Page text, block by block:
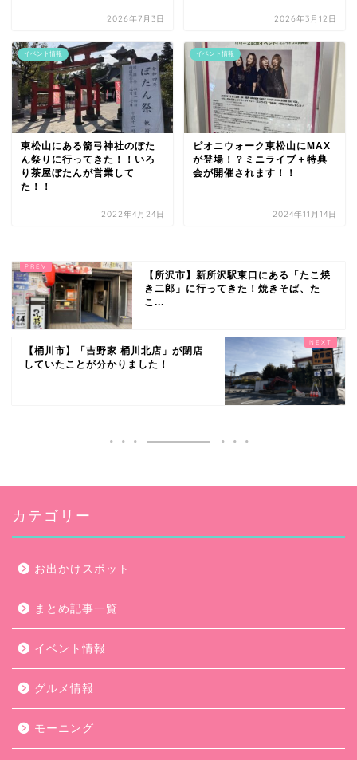
2026年7月3日 2026年3月12日
イベント情報
東松山にある箭弓神社のぼた
ん祭りに行ってきた！！いろ
り茶屋ぼたんが営業して
た！！
2022年4月24日
イベント情報
ピオニウォーク東松山にMAX
が登場！？ミニライブ＋特典
会が開催されます！！
2024年11月14日
【所沢市】新所沢駅東口にある「たこ焼
き二郎」に行ってきた！焼きそば、た
こ...
【桶川市】「吉野家 桶川北店」が閉店
していたことが分かりました！
カテゴリー
お出かけスポット
まとめ記事一覧
イベント情報
グルメ情報
モーニング